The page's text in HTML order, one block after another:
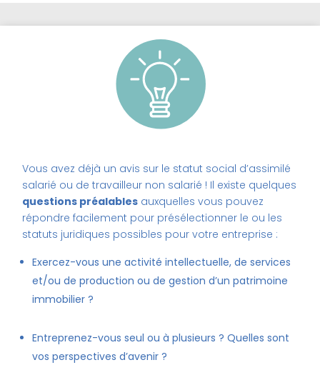
Vous avez déjà un avis sur le statut social d’assimilé
salarié ou de travailleur non salarié ! Il existe quelques
questions préalables auxquelles vous pouvez
répondre facilement pour présélectionner le ou les
statuts juridiques possibles pour votre entreprise :
Exercez-vous une activité intellectuelle, de services
et/ou de production ou de gestion d’un patrimoine
immobilier ?
Entreprenez-vous seul ou à plusieurs ? Quelles sont
vos perspectives d’avenir ?